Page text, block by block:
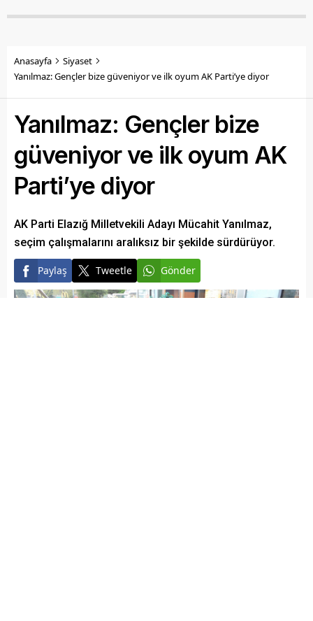
Anasayfa
Siyaset
Yanılmaz: Gençler bize güveniyor ve ilk oyum AK Parti’ye diyor
Yanılmaz: Gençler bize
güveniyor ve ilk oyum AK
Parti’ye diyor
AK Parti Elazığ Milletvekili Adayı Mücahit Yanılmaz,
seçim çalışmalarını aralıksız bir şekilde sürdürüyor.
Paylaş Tweetle Gönder